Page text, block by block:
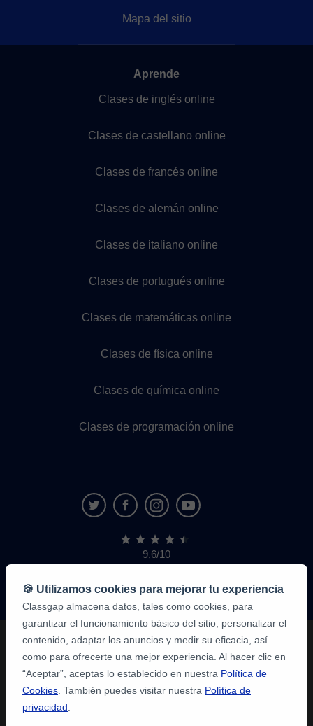
Mapa del sitio
Aprende
Clases de inglés online
Clases de castellano online
Clases de francés online
Clases de alemán online
Clases de italiano online
Clases de portugués online
Clases de matemáticas online
Clases de física online
Clases de química online
Clases de programación online
9,6/10
1,339,284
de
alumnos
🍪 Utilizamos cookies para mejorar tu experiencia
Classgap almacena datos, tales como cookies, para
garantizar el funcionamiento básico del sitio, personalizar el
contenido, adaptar los anuncios y medir su eficacia, así
como para ofrecerte una mejor experiencia. Al hacer clic en
“Aceptar”, aceptas lo establecido en nuestra Política de
Cookies . También puedes visitar nuestra Política de
privacidad